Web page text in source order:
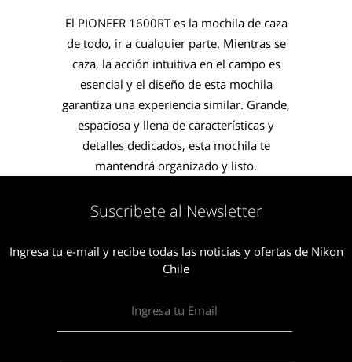
El PIONEER 1600RT es la mochila de caza
de todo, ir a cualquier parte. Mientras se
caza, la acción intuitiva en el campo es
esencial y el diseño de esta mochila
garantiza una experiencia similar. Grande,
espaciosa y llena de características y
detalles dedicados, esta mochila te
mantendrá organizado y listo.
Suscribete al Newsletter
Ingresa tu e-mail y recibe todas las noticias y ofertas de Nikon
Chile